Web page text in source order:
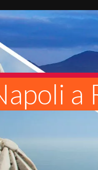
a